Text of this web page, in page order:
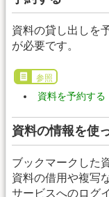
資料の貸し出しを
が必要です。
参照
資料を予約する
資料の情報を使
ブックマークした
資料の借用や複写
サービスへのログ